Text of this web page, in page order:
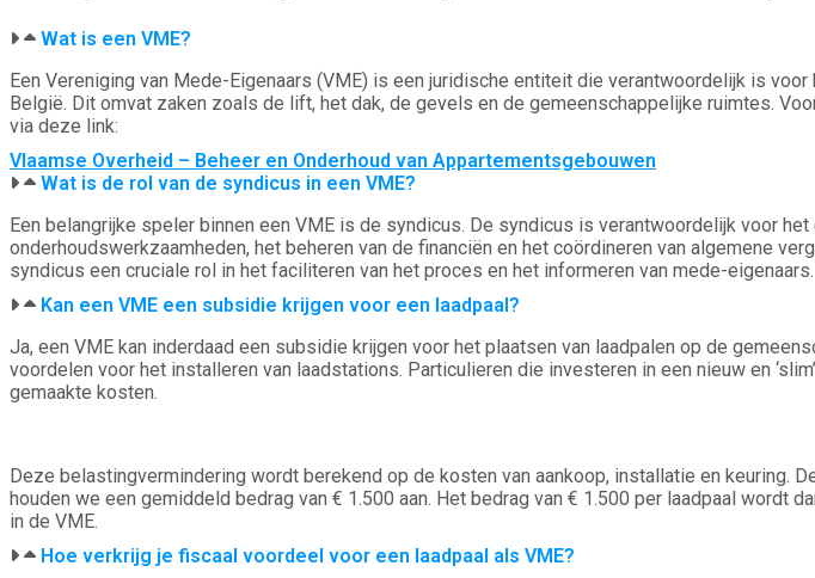
Wat is een VME?​
Een Vereniging van Mede-Eigenaars (VME) is een juridische entiteit die verantwoordelijk is
België. Dit omvat zaken zoals de lift, het dak, de gevels en de gemeenschappelijke ruimtes.
via deze link:
Vlaamse Overheid – Beheer en Onderhoud van Appartementsgebouwen
Wat is de rol van de syndicus in een VME?​
Een belangrijke speler binnen een VME is de syndicus. De syndicus is verantwoordelijk voor
onderhoudswerkzaamheden, het beheren van de financiën en het coördineren van algemene
syndicus een cruciale rol in het faciliteren van het proces en het informeren van mede-eigenaars.
Kan een VME een subsidie krijgen voor een laadpaal?​
Ja, een VME kan inderdaad een subsidie krijgen voor het plaatsen van laadpalen op de
voordelen voor het installeren van laadstations. Particulieren die investeren in een nieuw en
gemaakte kosten.
Deze belastingvermindering wordt berekend op de kosten van aankoop, installatie en keuring.
houden we een gemiddeld bedrag van € 1.500 aan. Het bedrag van € 1.500 per laadpaal
in de VME.
Hoe verkrijg je fiscaal voordeel voor een laadpaal als VME?​